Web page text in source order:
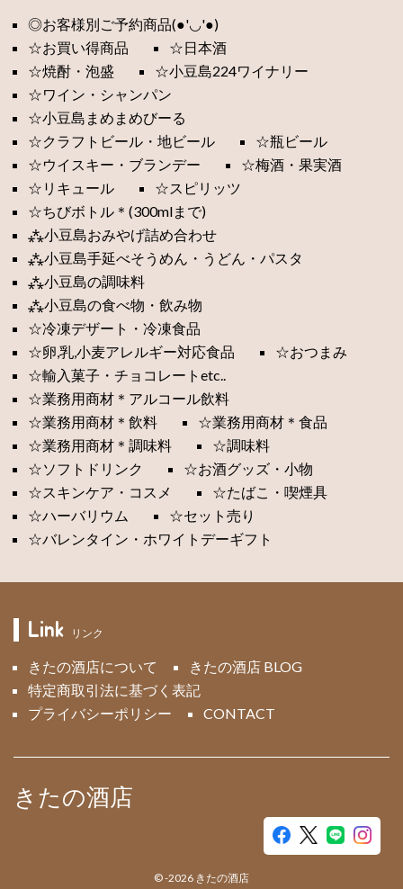
◎お客様別ご予約商品(●'◡'●)
☆お買い得商品
☆日本酒
☆焼酎・泡盛
☆小豆島224ワイナリー
☆ワイン・シャンパン
☆小豆島まめまめびーる
☆クラフトビール・地ビール
☆瓶ビール
☆ウイスキー・ブランデー
☆梅酒・果実酒
☆リキュール
☆スピリッツ
☆ちびボトル＊(300mlまで)
⁂小豆島おみやげ詰め合わせ
⁂小豆島手延べそうめん・うどん・パスタ
⁂小豆島の調味料
⁂小豆島の食べ物・飲み物
☆冷凍デザート・冷凍食品
☆卵,乳,小麦アレルギー対応食品
☆おつまみ
☆輸入菓子・チョコレートetc..
☆業務用商材＊アルコール飲料
☆業務用商材＊飲料
☆業務用商材＊食品
☆業務用商材＊調味料
☆調味料
☆ソフトドリンク
☆お酒グッズ・小物
☆スキンケア・コスメ
☆たばこ・喫煙具
☆ハーバリウム
☆セット売り
☆バレンタイン・ホワイトデーギフト
Link リンク
きたの酒店について
きたの酒店 BLOG
特定商取引法に基づく表記
プライバシーポリシー
CONTACT
きたの酒店
©-2026 きたの酒店